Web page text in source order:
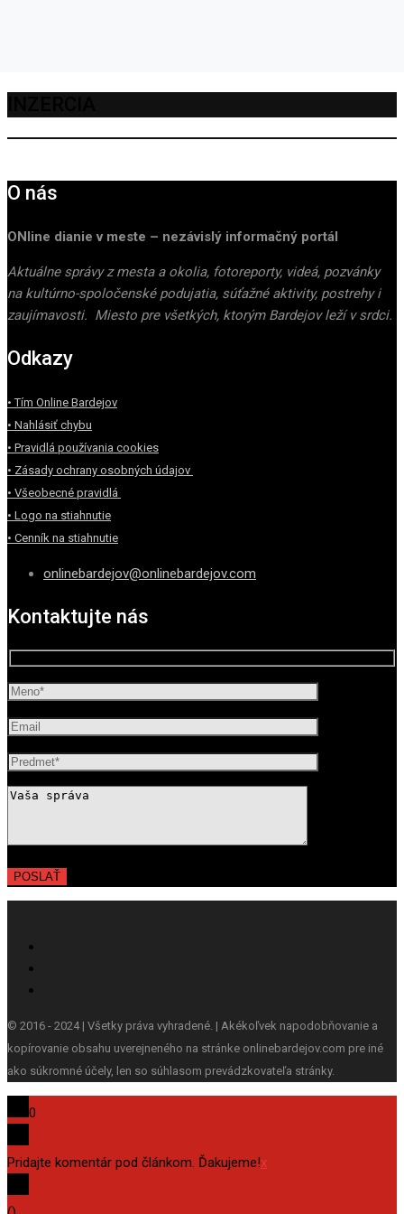
O nás
ONline dianie v meste – nezávislý informačný portál
Aktuálne správy z mesta a okolia, fotoreporty, videá, pozvánky
na kultúrno-spoločenské podujatia, súťažné aktivity, postrehy i
zaujímavosti. Miesto pre všetkých, ktorým Bardejov leží v srdci.
Odkazy
• Tím Online Bardejov
• Nahlásiť chybu
• Pravidlá používania cookies
• Zásady ochrany osobných údajov
• Všeobecné pravidlá
• Logo na stiahnutie
• Cenník na stiahnutie
onlinebardejov@onlinebardejov.com
Kontaktujte nás
© 2016 - 2024 | Všetky práva vyhradené. | Akékoľvek napodobňovanie a
kopírovanie obsahu uverejneného na stránke onlinebardejov.com pre iné
ako súkromné účely, len so súhlasom prevádzkovateľa stránky.
0
Pridajte komentár pod článkom. Ďakujeme!x